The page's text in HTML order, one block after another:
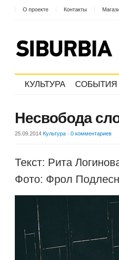
О проекте Контакты
КУЛЬТУРА СОБЫТИЯ
Несвобода
25.09.2014 Культура · 0 комментариев
Текст: Рита
Фото: Фрол